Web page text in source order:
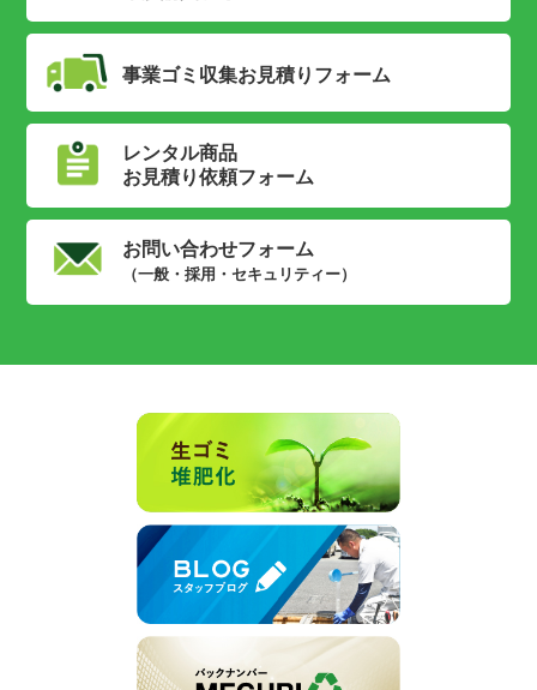
事業ゴミ収集お見積りフォーム
レンタル商品
お見積り依頼フォーム
お問い合わせフォーム
（一般・採用・セキュリティー）